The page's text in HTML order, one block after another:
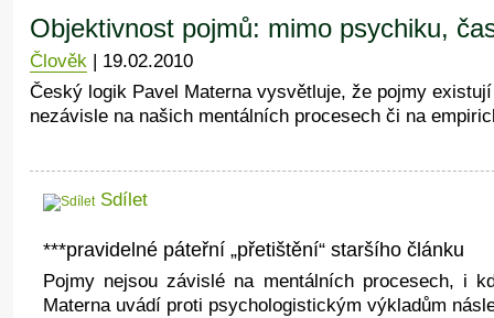
Objektivnost pojmů: mimo psychiku,
Člověk| 19.02.2010
Český logik Pavel Materna vysvětluje, že pojmy
nezávisle na našich mentálních procesech či na
Sdílet
***pravidelné páteřní „přetištění“ staršího článku
Pojmy nejsou závislé na mentálních procesech, i
Materna uvádí proti psychologistickým výkladům